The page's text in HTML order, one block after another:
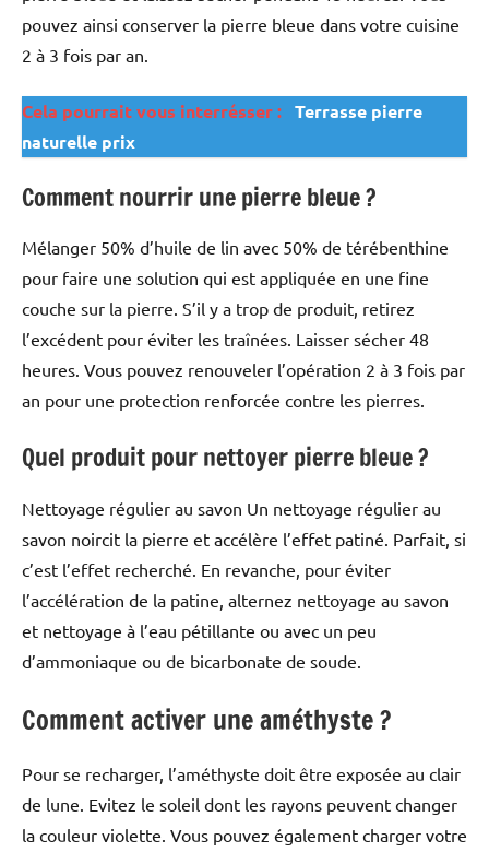
pouvez ainsi conserver la pierre bleue dans votre cuisine
2 à 3 fois par an.
Cela pourrait vous interrésser : Terrasse pierre
naturelle prix
Comment nourrir une pierre bleue ?
Mélanger 50% d’huile de lin avec 50% de térébenthine
pour faire une solution qui est appliquée en une fine
couche sur la pierre. S’il y a trop de produit, retirez
l’excédent pour éviter les traînées. Laisser sécher 48
heures. Vous pouvez renouveler l’opération 2 à 3 fois par
an pour une protection renforcée contre les pierres.
Quel produit pour nettoyer pierre bleue ?
Nettoyage régulier au savon Un nettoyage régulier au
savon noircit la pierre et accélère l’effet patiné. Parfait, si
c’est l’effet recherché. En revanche, pour éviter
l’accélération de la patine, alternez nettoyage au savon
et nettoyage à l’eau pétillante ou avec un peu
d’ammoniaque ou de bicarbonate de soude.
Comment activer une améthyste ?
Pour se recharger, l’améthyste doit être exposée au clair
de lune. Evitez le soleil dont les rayons peuvent changer
la couleur violette. Vous pouvez également charger votre